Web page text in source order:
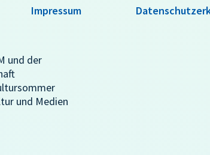
Impressum
und der
und Medien